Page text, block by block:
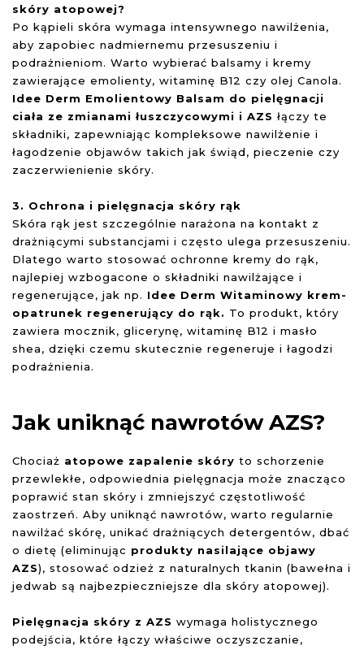
skóry atopowej?
Po kąpieli skóra wymaga intensywnego nawilżenia,
aby zapobiec nadmiernemu przesuszeniu i
podrażnieniom. Warto wybierać balsamy i kremy
zawierające emolienty, witaminę B12 czy olej Canola.
Idee Derm Emolientowy Balsam do pielęgnacji
ciała ze zmianami łuszczycowymi i AZS łączy te
składniki, zapewniając kompleksowe nawilżenie i
łagodzenie objawów takich jak świąd, pieczenie czy
zaczerwienienie skóry.
3. Ochrona i pielęgnacja skóry rąk
Skóra rąk jest szczególnie narażona na kontakt z
drażniącymi substancjami i często ulega przesuszeniu.
Dlatego warto stosować ochronne kremy do rąk,
najlepiej wzbogacone o składniki nawilżające i
regenerujące, jak np. Idee Derm Witaminowy krem-
opatrunek regenerujący do rąk. To produkt, który
zawiera mocznik, glicerynę, witaminę B12 i masło
shea, dzięki czemu skutecznie regeneruje i łagodzi
podrażnienia.
Jak uniknąć nawrotów AZS?
Chociaż atopowe zapalenie skóry to schorzenie
przewlekłe, odpowiednia pielęgnacja może znacząco
poprawić stan skóry i zmniejszyć częstotliwość
zaostrzeń. Aby uniknąć nawrotów, warto regularnie
nawilżać skórę, unikać drażniących detergentów, dbać
o dietę (eliminując produkty nasilające objawy
AZS), stosować odzież z naturalnych tkanin (bawełna i
jedwab są najbezpieczniejsze dla skóry atopowej).
Pielęgnacja skóry z AZS wymaga holistycznego
podejścia, które łączy właściwe oczyszczanie,